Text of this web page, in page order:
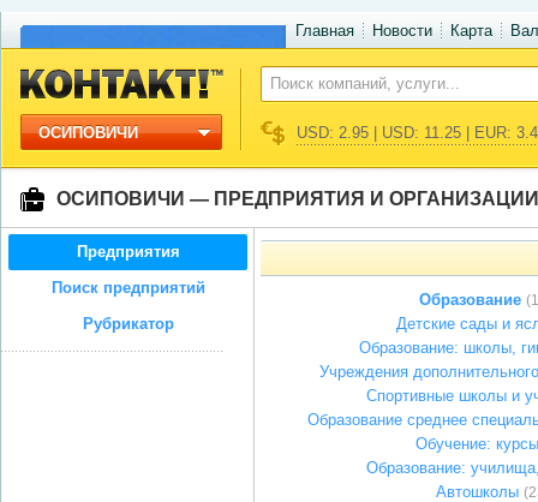
Главная Новости Карта
ОСИПОВИЧИ USD: 2.95 | USD: 11.25 | EUR:
ОСИПОВИЧИ — ПРЕДПРИЯТИЯ И ОРГАНИЗАЦИИ
Предприятия
Поиск предприятий
Рубрикатор
Образование
Детские сады и
Образование: школы,
Учреждения
Спортивные школы и
Образование среднее
Обучение: курсы
Образование:
Автошколы